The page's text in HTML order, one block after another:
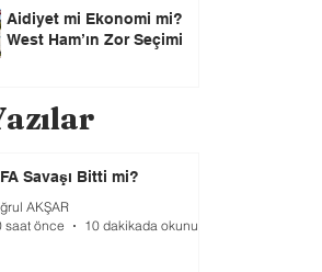
Aidiyet mi Ekonomi mi?
West Ham’ın Zor Seçimi
Savaşı Bitti mi?
AKŞAR
saat önce
10 dakikada okunur